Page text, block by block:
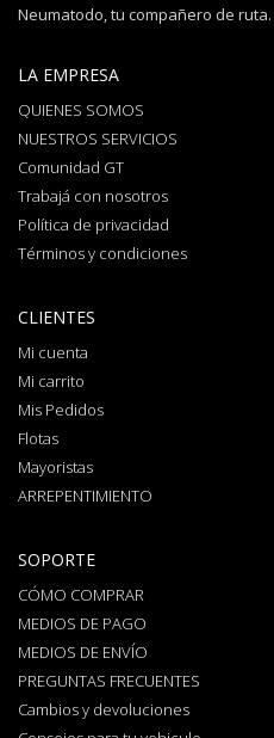
Neumatodo, tu compañero de ruta.
LA EMPRESA
QUIENES SOMOS
NUESTROS SERVICIOS
Comunidad GT
Trabajá con nosotros
Política de privacidad
Términos y condiciones
CLIENTES
Mi cuenta
Mi carrito
Mis Pedidos
Flotas
Mayoristas
ARREPENTIMIENTO
SOPORTE
CÓMO COMPRAR
MEDIOS DE PAGO
MEDIOS DE ENVÍO
PREGUNTAS FRECUENTES
Cambios y devoluciones